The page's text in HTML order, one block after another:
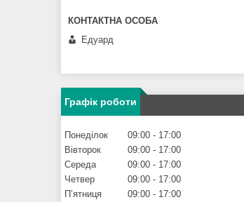
Едуард
Графік роботи
Понеділок 09:00
17:00
Вівторок
09:00
17:00
Середа
09:00
17:00
Четвер
09:00
17:00
Пʼятниця
09:00 17:00